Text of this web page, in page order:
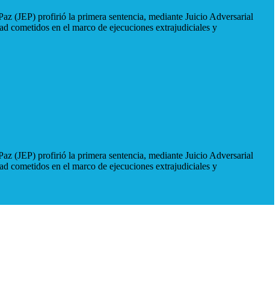
(JEP) profirió la primera sentencia, mediante Juicio Adversarial
cometidos en el marco de ejecuciones extrajudiciales y
(JEP) profirió la primera sentencia, mediante Juicio Adversarial
cometidos en el marco de ejecuciones extrajudiciales y